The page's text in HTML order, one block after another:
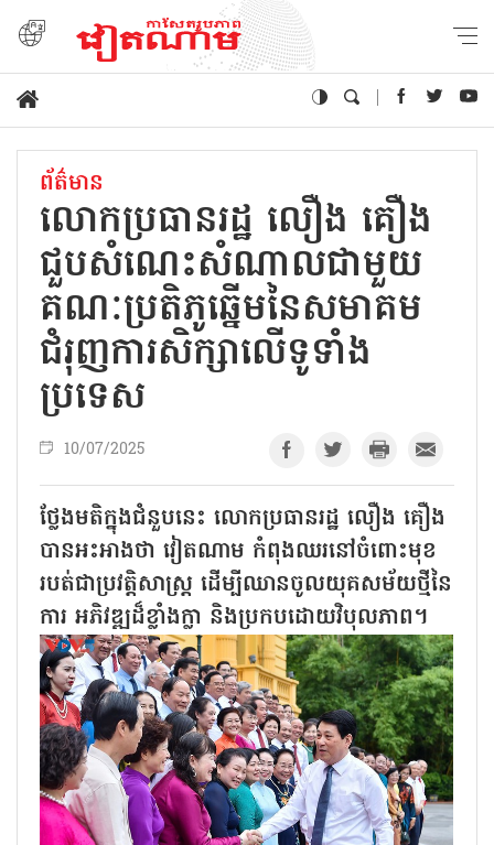
ព័ត៌មាន
លោកប្រធានរដ្ឋ លឿង គឿង
ជួបសំណេះសំណាលជាមួយ
គណៈប្រតិភូឆ្នើមនៃសមាគម
ជំរុញការសិក្សាលើទូទាំង
ប្រទេស
10/07/2025
ថ្លែងមតិក្នុងជំនួបនេះ លោកប្រធានរដ្ឋ លឿង គឿង
បានអះអាងថា វៀតណាម កំពុងឈរនៅចំពោះមុខ
របត់ជាប្រវត្តិសាស្ត្រ ដើម្បីឈានចូលយុគសម័យថ្មីនៃ
ការ អភិវឌ្ឍដ៏ខ្លាំងក្លា និងប្រកបដោយវិបុលភាព។